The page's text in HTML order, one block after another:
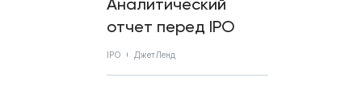
Аналитический
отчет перед IPO
IPO ДжетЛенд